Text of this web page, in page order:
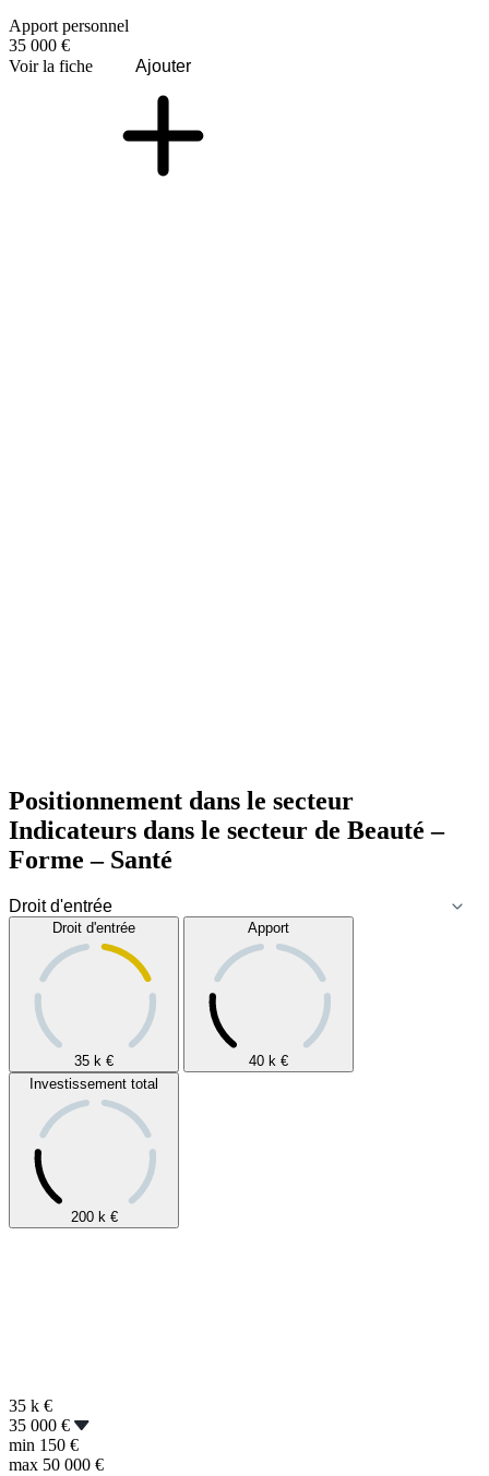
Apport personnel
35 000 €
Voir la fiche
Ajouter
Positionnement dans le secteur
Indicateurs dans le secteur de Beauté –
Forme – Santé
Droit d'entrée
35 k €
Apport
40 k €
Investissement total
200 k €
35 k €
35 000 €
min 150 €
max 50 000 €